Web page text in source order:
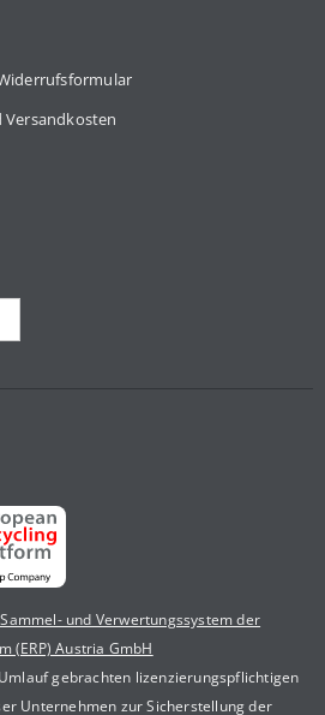
und Verwertungssystem der
(ERP) Austria GmbH
gebrachten lizenzierungspflichtigen
Unternehmen zur Sicherstellung der